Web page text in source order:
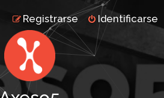
Identificarse
Registrarse